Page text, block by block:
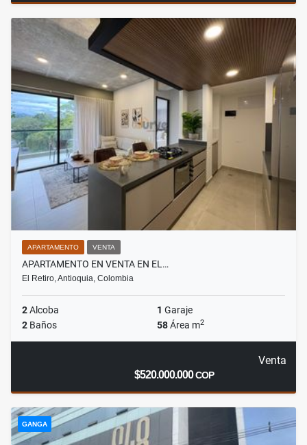
APARTAMENTO VENTA
APARTAMENTO EN VENTA EN EL…
El Retiro, Antioquia, Colombia
2Alcoba 1 Garaje
2 Baños 58Área m2
Venta
$520.000.000COP
GANGA